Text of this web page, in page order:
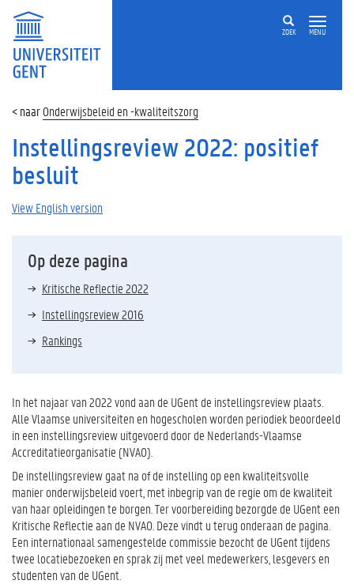
ZOEK MENU
Onderwijsbeleid en -kwaliteitszorg
Instellingsreview 2022: positief
besluit
View English version
Op deze pagina
Kritische Reflectie 2022
Instellingsreview 2016
Rankings
In het najaar van 2022 vond aan de UGent de instellingsreview plaats.
Alle Vlaamse universiteiten en hogescholen worden periodiek beoordeeld
in een instellingsreview uitgevoerd door de Nederlands-Vlaamse
Accreditatieorganisatie (NVAO).
De instellingsreview gaat na of de instelling op een kwaliteitsvolle
manier onderwijsbeleid voert, met inbegrip van de regie om de kwaliteit
van haar opleidingen te borgen. Ter voorbereiding bezorgde de UGent een
Kritische Reflectie aan de NVAO. Deze vindt u terug onderaan de pagina.
Een internationaal samengestelde commissie bezocht de UGent tijdens
twee locatiebezoeken en sprak zij met veel medewerkers, lesgevers en
studenten van de UGent.